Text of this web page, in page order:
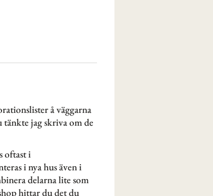
å väggarna
jag skriva om de
oftast i
i nya hus även i
delarna lite som
hittar du det du